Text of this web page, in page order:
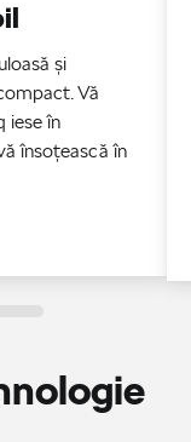
și
Vă
iese în
însoțească în